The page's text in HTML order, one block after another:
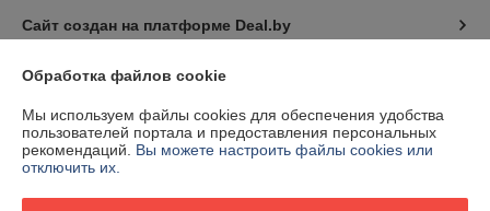
Сайт создан на платформе Deal.by
Юридическое лицо:Частное торговое унитарное предприятие
"СоюзЭлектроСтрой"
220073, г. Минск, ул. Гусовского, 2А к.1-1
Регистрационный номер ЕГР: 191036220
Обработка файлов cookie
Мы используем файлы cookies для обеспечения удобства
пользователей портала и предоставления персональных
рекомендаций. Вы можете настроить файлы cookies или
отключить их.